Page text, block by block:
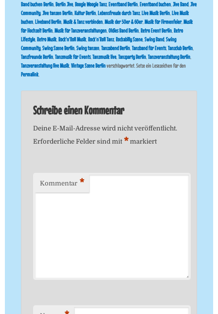
Band buchen Berlin, Berlin Jive, Boogie Woogie Tanz, Eventband Berlin, Eventband buchen, Jive Band, Jive
Community, Jive tanzen Berlin, Kultur Berlin, Lebensfreude durch Tanz, Live Musik Berlin, Live Musik
buchen, Liveband Berlin, Musik & Tanz verbinden, Musik der 50er & 60er, Musik für Firmenfeier, Musik
für Hochzeit Berlin, Musik für Tanzveranstaltungen, Oldies Band Berlin, Retro Event Berlin, Retro
Lifestyle, Retro Musik, Rock'n'Roll Musik, Rock’n’Roll Tanz, Rockabilly Szene, Swing Band, Swing
Community, Swing Szene Berlin, Swing tanzen, Tanzabend Berlin, Tanzband für Events, Tanzclub Berlin,
Tanzfreunde Berlin, Tanzmusik für Events, Tanzmusik live, Tanzparty Berlin, Tanzveranstaltung Berlin,
Tanzveranstaltung live Musik, Vintage Szene Berlinverschlagwortet. Setze ein Lesezeichen für den
Permalink.
Schreibe einen Kommentar
Deine E-Mail-Adresse wird nicht veröffentlicht.
Erforderliche Felder sind mit *markiert
Kommentar *